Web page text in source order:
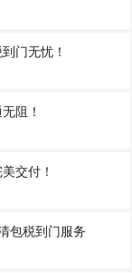
门无忧！
阻！
交付！
包税到门服务